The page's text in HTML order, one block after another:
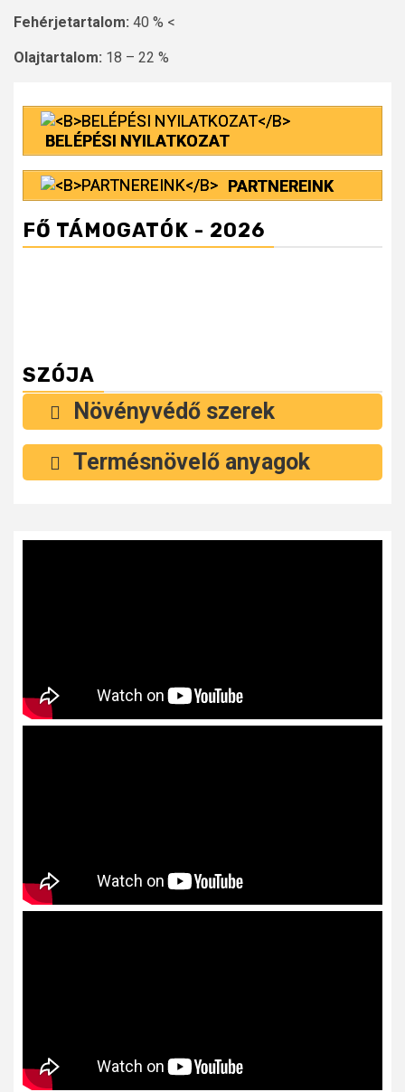
Fehérjetartalom: 40 % <
Olajtartalom: 18 – 22 %
BELÉPÉSI NYILATKOZAT
PARTNEREINK
FŐ TÁMOGATÓK - 2026
SZÓJA
Növényvédő szerek
Termésnövelő anyagok